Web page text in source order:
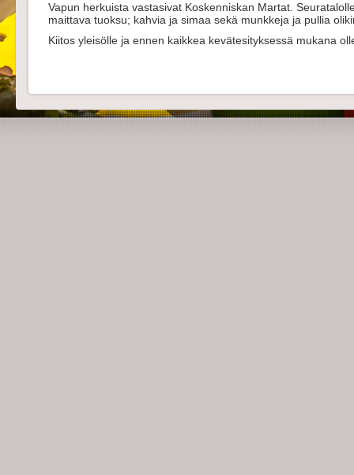
Vapun herkuista vastasivat Koskenniskan Martat.
maittava tuoksu; kahvia ja simaa sekä munkkeja ja pullia
Kiitos yleisölle ja ennen kaikkea kevätesityksessä mukana